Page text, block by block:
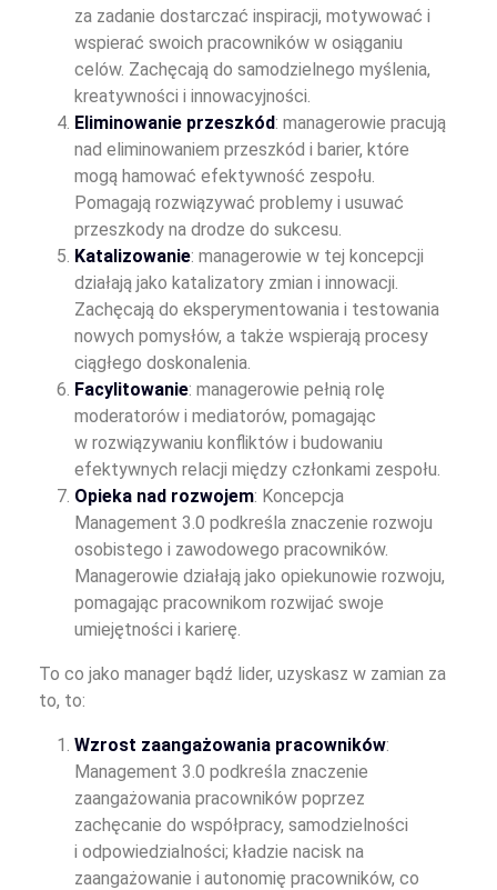
za zadanie dostarczać inspiracji, motywować i
wspierać swoich pracowników w osiąganiu
celów. Zachęcają do samodzielnego myślenia,
kreatywności i innowacyjności.
Eliminowanie przeszkód: managerowie pracują
nad eliminowaniem przeszkód i barier, które
mogą hamować efektywność zespołu.
Pomagają rozwiązywać problemy i usuwać
przeszkody na drodze do sukcesu.
Katalizowanie: managerowie w tej koncepcji
działają jako katalizatory zmian i innowacji.
Zachęcają do eksperymentowania i testowania
nowych pomysłów, a także wspierają procesy
ciągłego doskonalenia.
Facylitowanie: managerowie pełnią rolę
moderatorów i mediatorów, pomagając
w rozwiązywaniu konfliktów i budowaniu
efektywnych relacji między członkami zespołu.
Opieka nad rozwojem: Koncepcja
Management 3.0 podkreśla znaczenie rozwoju
osobistego i zawodowego pracowników.
Managerowie działają jako opiekunowie rozwoju,
pomagając pracownikom rozwijać swoje
umiejętności i karierę.
To co jako manager bądź lider, uzyskasz w zamian za
to, to:
Wzrost zaangażowania pracowników:
Management 3.0 podkreśla znaczenie
zaangażowania pracowników poprzez
zachęcanie do współpracy, samodzielności
i odpowiedzialności; kładzie nacisk na
zaangażowanie i autonomię pracowników, co